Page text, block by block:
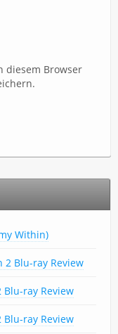
diesem Browser
Within)
2 Blu-ray Review
Blu-ray Review
Blu-ray Review